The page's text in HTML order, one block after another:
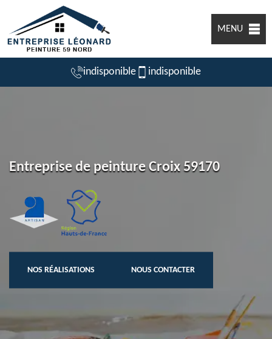
MENU
indisponible indisponible
Entreprise de peinture Croix 59170
NOS RÉALISATIONS NOUS CONTACTER